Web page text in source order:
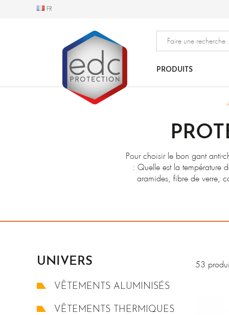
FR
FR
PRODUITS
Pour choisir le bon gant anti-
: Quelle est la température
aramides, fibre de verre,
intérieure. EDC
d’écrémages de matériaux
UNIVERS
VÊTEMENTS ALUMINISÉS
VÊTEMENTS THERMIQUES
53